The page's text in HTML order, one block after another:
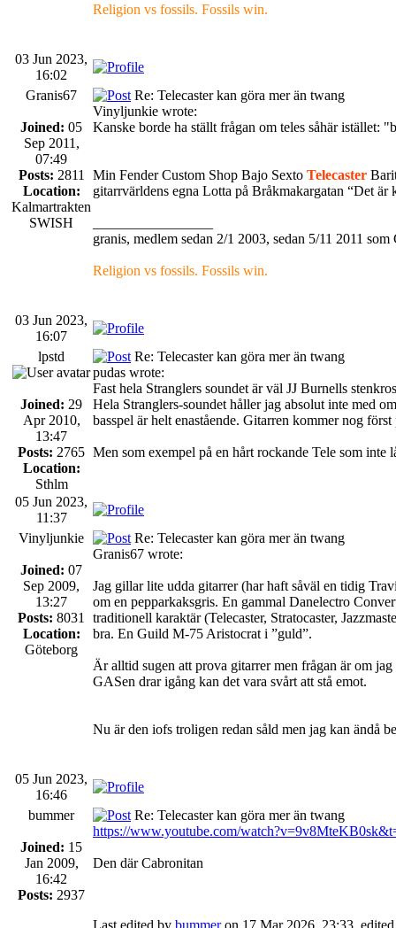
Religion vs fossils. Fossils win.
03 Jun 2023,
16:02
Granis67
Joined: 05
Sep 2011,
07:49
Posts: 2811
Location:
Kalmartrakten
SWISH
Re: Telecaster kan göra mer än twang
Vinyljunkie wrote:
Kanske borde ha ställt frågan om teles såhär istället:
Min Fender Custom Shop Bajo Sexto Telecaster
gitarrvärldens egna Lotta på Bråkmakargatan “Det är
granis, medlem sedan 2/1 2003, sedan 5/11 2011 som
Religion vs fossils. Fossils win.
03 Jun 2023,
16:07
lpstd
Joined: 29
Apr 2010,
13:47
Posts: 2765
Location:
Sthlm
Re: Telecaster kan göra mer än twang
pudas wrote:
Fast hela Stranglers soundet är väl JJ Burnells
Hela Stranglers-soundet håller jag absolut inte med
basspel är helt enastående. Gitarren kommer nog först
Men som exempel på en hårt rockande Tele som
05 Jun 2023,
11:37
Vinyljunkie
Joined: 07
Sep 2009,
13:27
Posts: 8031
Location:
Göteborg
Re: Telecaster kan göra mer än twang
Granis67 wrote:
Jag gillar lite udda gitarrer (har haft såväl en tidig
om en pepparkaksgris. En gammal Danelectro
traditionell karaktär (Telecaster, Stratocaster,
bra. En Guild M-75 Aristocrat i ”guld”.
Är alltid sugen att prova gitarrer men frågan är om
GASen drar igång kan det vara svårt att stå emot.
Nu är den iofs troligen redan såld men jag kan ändå
05 Jun 2023,
16:46
bummer
Joined: 15
Jan 2009,
16:42
Posts: 2937
Re: Telecaster kan göra mer än twang
https://www.youtube.com/
Den där Cabronitan
Last edited by bummeron 17 Mar 2026, 23:33,